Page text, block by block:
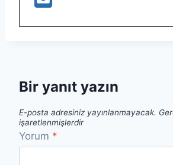
Bir yanıt yazın
E-posta adresiniz yayınlanmayacak.
işaretlenmişlerdir
Yorum *